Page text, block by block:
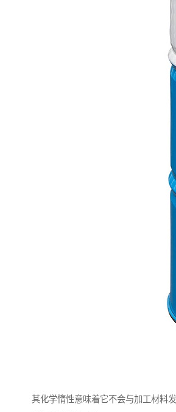
其化学惰性意味着它不会与加工材料